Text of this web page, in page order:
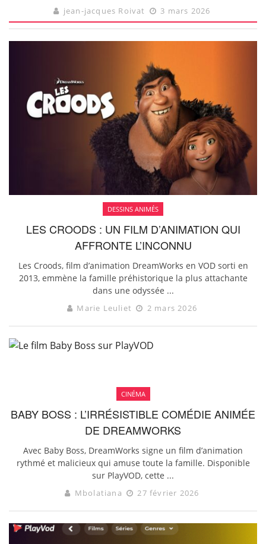
jean-jacques Roivat 3 mars 2026
DESSINS ANIMÉS
LES CROODS : UN FILM D’ANIMATION QUI
AFFRONTE L’INCONNU
Les Croods, film d’animation DreamWorks en VOD sorti en
2013, emmène la famille préhistorique la plus attachante
dans une odyssée ...
Marie Leuliet 2 mars 2026
CINÉMA
BABY BOSS : L’IRRÉSISTIBLE COMÉDIE ANIMÉE
DE DREAMWORKS
Avec Baby Boss, DreamWorks signe un film d’animation
rythmé et malicieux qui amuse toute la famille. Disponible
sur PlayVOD, cette ...
Mbolatiana 27 février 2026